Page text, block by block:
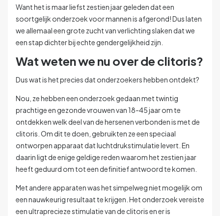
Want het is maar liefst zestien jaar geleden dat een
soortgelijk onderzoek voor mannen is afgerond!Dus laten
we allemaal een grote zucht van verlichting slaken dat we
een stap dichter bij echte gendergelijkheid zijn.
Wat weten we nu over de clitoris?
Dus wat is het precies dat onderzoekers hebben ontdekt?
Nou, ze hebben een onderzoek gedaan met twintig
prachtige en gezonde vrouwen van 18-45 jaar om te
ontdekken welk deel van de hersenen verbonden is met de
clitoris. Om dit te doen, gebruikten ze een speciaal
ontworpen apparaat dat luchtdrukstimulatie levert. En
daarin ligt de enige geldige reden waarom het zestien jaar
heeft geduurd om tot een definitief antwoord te komen.
Met andere apparaten was het simpelweg niet mogelijk om
een nauwkeurig resultaat te krijgen. Het onderzoek vereiste
een ultraprecieze stimulatie van de clitoris en er is